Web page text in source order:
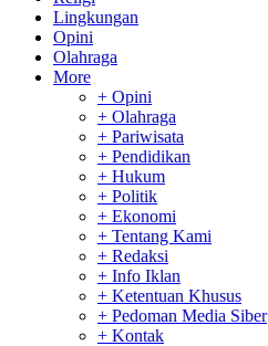
Lingkungan
Opini
Olahraga
More
+ Opini
+ Olahraga
+ Pariwisata
+ Pendidikan
+ Hukum
+ Politik
+ Ekonomi
+ Tentang Kami
+ Redaksi
+ Info Iklan
+ Ketentuan Khusus
+ Pedoman Media Siber
+ Kontak